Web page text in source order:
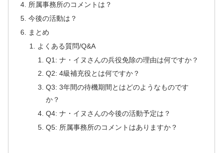
所属事務所のコメントは？
今後の活動は？
まとめ
よくある質問/Q&A
Q1: ナ・イヌさんの兵役免除の理由は何ですか？
Q2: 4級補充役とは何ですか？
Q3: 3年間の待機期間とはどのようなものです
か？
Q4: ナ・イヌさんの今後の活動予定は？
Q5: 所属事務所のコメントはありますか？